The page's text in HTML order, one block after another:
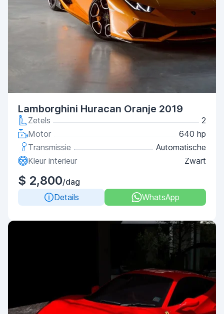
Lamborghini Huracan Oranje 2019
Zetels
2
Motor
640 hp
Transmissie
Automatische
Kleur interieur
Zwart
$ 2,800/dag
Details
WhatsApp